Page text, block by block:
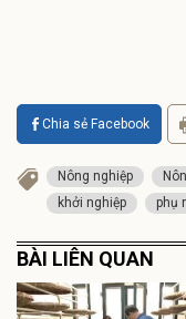
Chia sẻ Facebook
Nông nghiệp
khởi nghiệp
phụ
BÀI LIÊN QUAN